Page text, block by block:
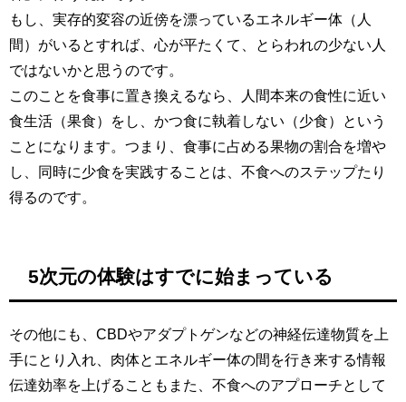
もし、実存的変容の近傍を漂っているエネルギー体（人
間）がいるとすれば、心が平たくて、とらわれの少ない人
ではないかと思うのです。
このことを食事に置き換えるなら、人間本来の食性に近い
食生活（果食）をし、かつ食に執着しない（少食）という
ことになります。つまり、食事に占める果物の割合を増や
し、同時に少食を実践することは、不食へのステップたり
得るのです。
5次元の体験はすでに始まっている
その他にも、CBDやアダプトゲンなどの神経伝達物質を上
手にとり入れ、肉体とエネルギー体の間を行き来する情報
伝達効率を上げることもまた、不食へのアプローチとして